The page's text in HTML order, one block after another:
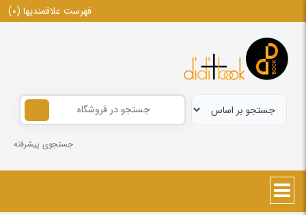
فهرست علاقمندیها (0)
جستجوی پیشرفته